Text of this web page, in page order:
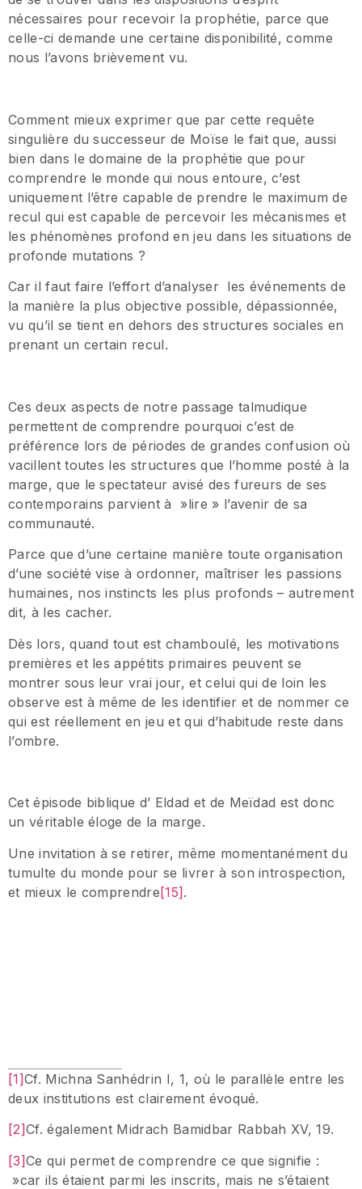
nécessaires pour recevoir la prophétie, parce que
celle-ci demande une certaine disponibilité, comme
nous l’avons brièvement vu.
Comment mieux exprimer que par cette requête
singulière du successeur de Moïse le fait que, aussi
bien dans le domaine de la prophétie que pour
comprendre le monde qui nous entoure, c’est
uniquement l’être capable de prendre le maximum de
recul qui est capable de percevoir les mécanismes et
les phénomènes profond en jeu dans les situations de
profonde mutations ?
Car il faut faire l’effort d’analyser les événements de
la manière la plus objective possible, dépassionnée,
vu qu’il se tient en dehors des structures sociales en
prenant un certain recul.
Ces deux aspects de notre passage talmudique
permettent de comprendre pourquoi c’est de
préférence lors de périodes de grandes confusion où
vacillent toutes les structures que l’homme posté à la
marge, que le spectateur avisé des fureurs de ses
contemporains parvient à »lire » l’avenir de sa
communauté.
Parce que d’une certaine manière toute organisation
d’une société vise à ordonner, maîtriser les passions
humaines, nos instincts les plus profonds – autrement
dit, à les cacher.
Dès lors, quand tout est chamboulé, les motivations
premières et les appétits primaires peuvent se
montrer sous leur vrai jour, et celui qui de loin les
observe est à même de les identifier et de nommer ce
qui est réellement en jeu et qui d’habitude reste dans
l’ombre.
Cet épisode biblique d’ Eldad et de Meïdad est donc
un véritable éloge de la marge.
Une invitation à se retirer, même momentanément du
tumulte du monde pour se livrer à son introspection,
et mieux le comprendre[15].
[1]Cf. Michna Sanhédrin I, 1, où le parallèle entre les
deux institutions est clairement évoqué.
[2]Cf. également Midrach Bamidbar Rabbah XV, 19.
[3]Ce qui permet de comprendre ce que signifie :
»car ils étaient parmi les inscrits, mais ne s’étaient